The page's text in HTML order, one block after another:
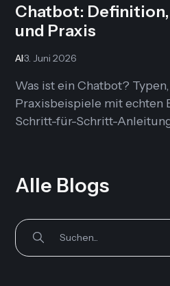
Chatbot:
und Praxis
AI·3. Juni 2026
Was ist ein Chatbot?
Praxisbeispiele mit echten
Schritt-für-Schritt-
Alle Blogs